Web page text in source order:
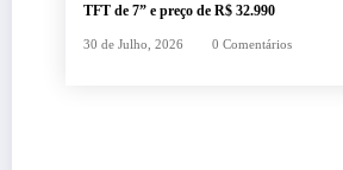
TFT de 7” e preço de R$ 32.990
30 de Julho, 2026 0 Comentários